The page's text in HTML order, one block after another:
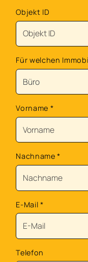
Objekt ID
Für welchen
Vorname *
Nachname*
E-Mail *
Telefon